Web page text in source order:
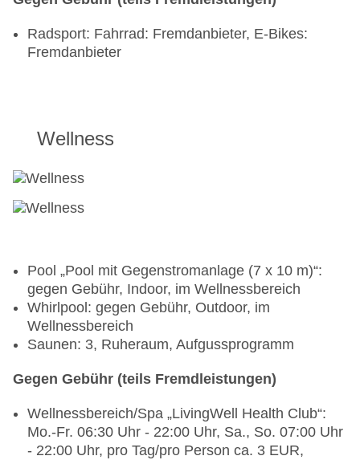
Radsport: Fahrrad: Fremdanbieter, E-Bikes:
Fremdanbieter
Wellness
Pool „Pool mit Gegenstromanlage (7 x 10 m)“:
gegen Gebühr, Indoor, im Wellnessbereich
Whirlpool: gegen Gebühr, Outdoor, im
Wellnessbereich
Saunen: 3, Ruheraum, Aufgussprogramm
Gegen Gebühr (teils Fremdleistungen)
Wellnessbereich/Spa „LivingWell Health Club“:
Mo.-Fr. 06:30 Uhr - 22:00 Uhr, Sa., So. 07:00 Uhr
- 22:00 Uhr, pro Tag/pro Person ca. 3 EUR,